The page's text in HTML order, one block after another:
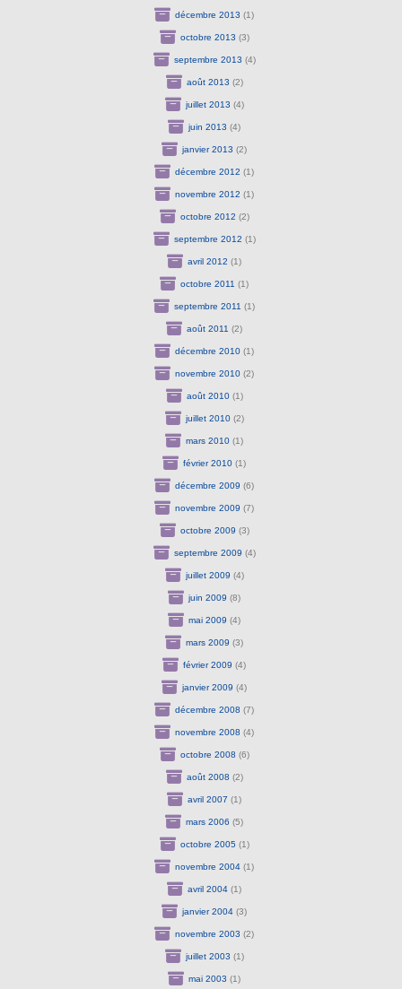
décembre 2013 (1)
octobre 2013 (3)
septembre 2013 (4)
août 2013 (2)
juillet 2013 (4)
juin 2013 (4)
janvier 2013 (2)
décembre 2012 (1)
novembre 2012 (1)
octobre 2012 (2)
septembre 2012 (1)
avril 2012 (1)
octobre 2011 (1)
septembre 2011 (1)
août 2011 (2)
décembre 2010 (1)
novembre 2010 (2)
août 2010(1)
juillet 2010(2)
mars 2010 (1)
février 2010 (1)
décembre 2009 (6)
novembre 2009 (7)
octobre 2009 (3)
septembre 2009 (4)
juillet 2009 (4)
juin 2009 (8)
mai 2009 (4)
mars 2009 (3)
février 2009 (4)
janvier 2009 (4)
décembre 2008 (7)
novembre 2008 (4)
octobre 2008 (6)
août 2008 (2)
avril 2007 (1)
mars 2006 (5)
octobre 2005 (1)
novembre 2004 (1)
avril 2004 (1)
janvier 2004 (3)
novembre 2003 (2)
juillet 2003 (1)
mai 2003 (1)